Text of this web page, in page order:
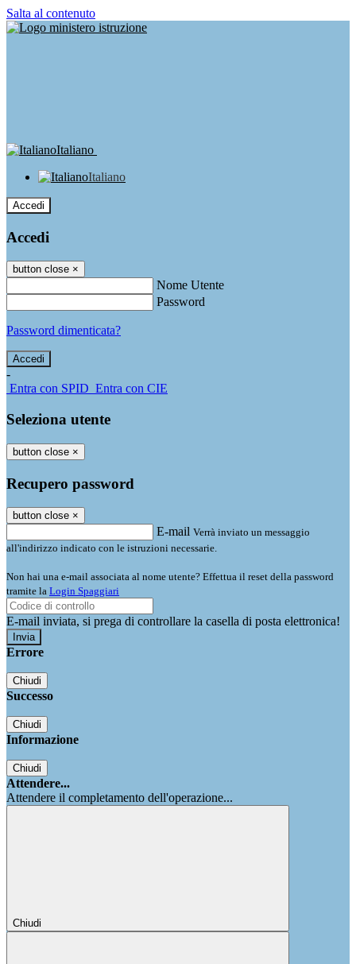
Salta al contenuto
Italiano
Italiano
Accedi
Accedi
button close ×
Nome Utente
Password
Password dimenticata?
-
Entra con SPID Entra con CIE
Seleziona utente
button close ×
Recupero password
button close ×
E-mail Verrà inviato un messaggio
all'indirizzo indicato con le istruzioni necessarie.
Non hai una e-mail associata al nome utente? Effettua il reset della password
tramite la Login Spaggiari
E-mail inviata, si prega di controllare la casella di posta elettronica!
Errore
Chiudi
Successo
Chiudi
Informazione
Chiudi
Attendere...
Attendere il completamento dell'operazione...
Chiudi